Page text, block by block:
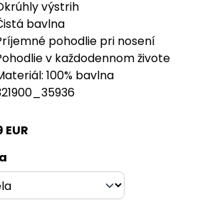
výstrih
bavlna
pohodlie pri nosení
v každodennom živote
100% bavlna
EUR